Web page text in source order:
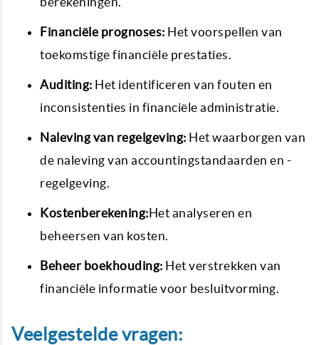
Financiële prognoses: Het voorspellen van
toekomstige financiële prestaties.
Auditing: Het identificeren van fouten en
inconsistenties in financiële administratie.
Naleving van regelgeving: Het waarborgen van
de naleving van accountingstandaarden en -
regelgeving.
Kostenberekening:Het analyseren en
beheersen van kosten.
Beheer boekhouding: Het verstrekken van
financiële informatie voor besluitvorming.
Veelgestelde vragen: